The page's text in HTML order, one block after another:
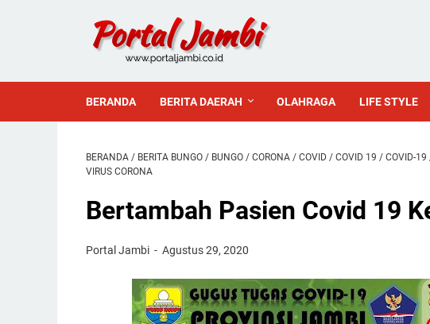
BERANDA BERITA DAERAH OLAHRAGA LIFE STYLE
BERANDA / BERITA BUNGO / BUNGO / CORONA / COVID / COVID 19 / COVID-19
VIRUS CORONA
Bertambah Pasien Covid 19
Portal Jambi Agustus 29, 2020